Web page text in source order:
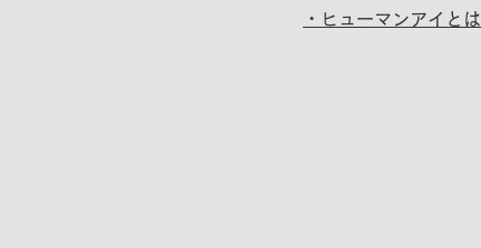
・ヒューマンアイとは